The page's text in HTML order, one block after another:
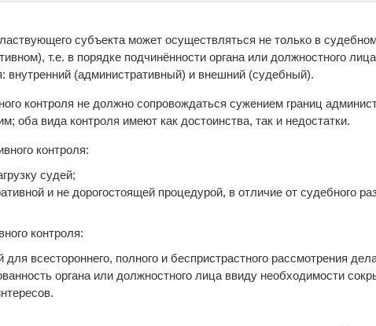
субъекта может осуществляться не только в
т.е. в порядке подчинённости органа или должностного
внутренний (административный) и внешний (судебный).
контроля не должно сопровождаться сужением границ
оба вида контроля имеют как достоинства, так и недостатки.
контроля:
судей;
и не дорогостоящей процедурой, в отличие от судебного
контроля:
для всестороннего, полного и беспристрастного рассмотрения
органа или должностного лица ввиду необходимости